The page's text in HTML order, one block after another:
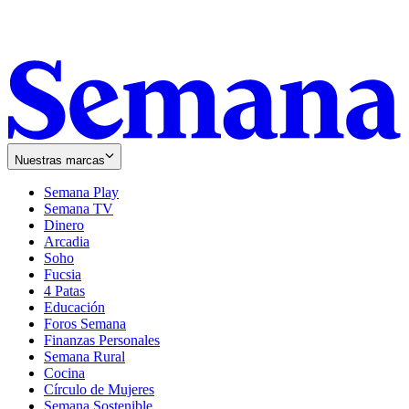
Nuestras marcas
Semana Play
Semana TV
Dinero
Arcadia
Soho
in
new
window
Fucsia
in
new
window
4 Patas
Educación
Foros Semana
Finanzas Personales
Semana Rural
Cocina
Círculo de Mujeres
Semana Sostenible